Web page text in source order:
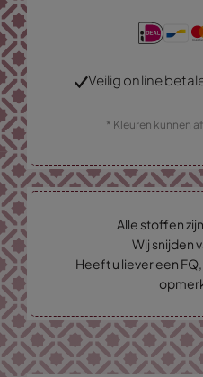
Veilig online
* Kleuren kunnen
Alle stoffen
Wij snijden
Heeft u liever een